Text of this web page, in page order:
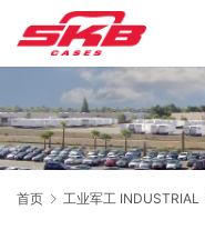
首页 工业军工 INDUSTRIAL